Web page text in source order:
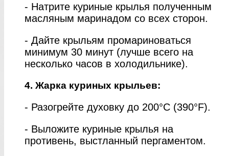
- Натрите куриные крылья полученным
масляным маринадом со всех сторон.
- Дайте крыльям промариноваться
минимум 30 минут (лучше всего на
несколько часов в холодильнике).
4. Жарка куриных крыльев:
- Разогрейте духовку до 200°C (390°F).
- Выложите куриные крылья на
противень, выстланный пергаментом.